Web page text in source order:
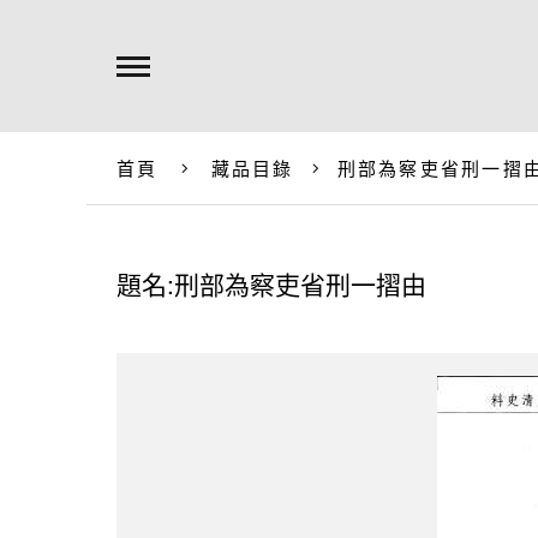
首頁 藏品目錄 刑部為察吏省刑一摺
題名:刑部為察吏省刑一摺由